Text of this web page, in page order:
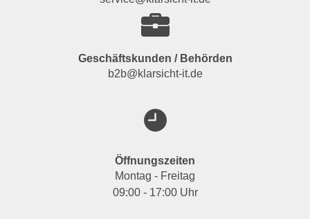
Geschäftskunden / Behörden
b2b@klarsicht-it.de
Öffnungszeiten
Montag - Freitag
09:00 - 17:00 Uhr